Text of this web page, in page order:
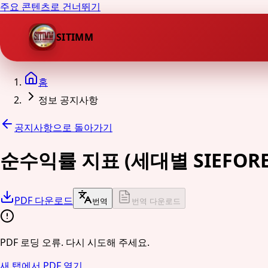
주요 콘텐츠로 건너뛰기
SITIMM
홈
정보 공지사항
공지사항으로 돌아가기
순수익률 지표 (세대별
PDF 다운로드 번역 번역 다운로드
PDF 로딩 오류. 다시 시도해 주세요.